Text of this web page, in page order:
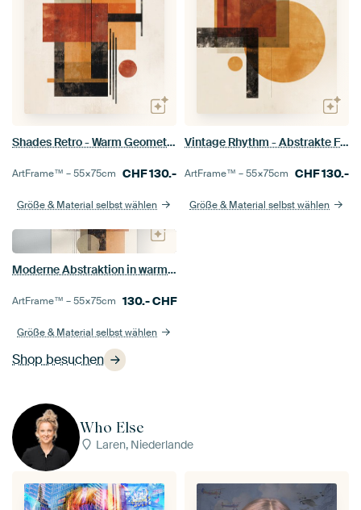
Shop besuchen
Shades Retro - Warm Geometric Abstract
ArtFrame™ –55×75cm CHF130.-
Größe & Material selbst wählen
Vintage Rhythm - Abstrakte Formen aus der Mitte des Jahrhunderts
ArtFrame™ –55×75cm CHF130.-
Größe & Material selbst wählen
Moderne Abstraktion in warmen, neutralen Tönen
ArtFrame™ –55×75cm 130.-CHF
Größe & Material selbst wählen
Who Else
Laren, Niederlande